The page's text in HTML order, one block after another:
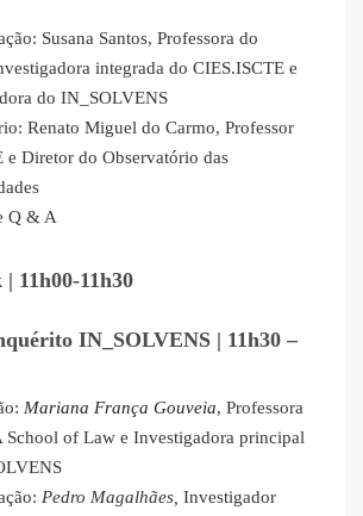
Susana Santos, Professora do
integrada do CIES.ISCTE e
do IN_SOLVENS
Renato Miguel do Carmo, Professor
e Diretor do Observatório das
Q & A
11h00-11h30
IN_SOLVENS | 11h30 –
Mariana França Gouveia, Professora
School of Law e Investigadora principal
Pedro Magalhães, Investigador